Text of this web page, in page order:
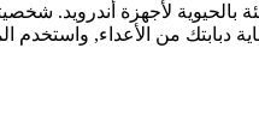
دبابتك من الأعداء, واستخدم